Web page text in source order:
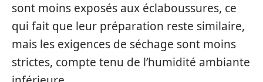
sont moins exposés aux éclaboussures, ce
qui fait que leur préparation reste similaire,
mais les exigences de séchage sont moins
strictes, compte tenu de l’humidité ambiante